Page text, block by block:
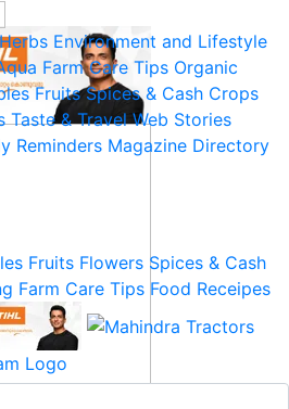
Environment and Lifestyle
Farm Care Tips Organic
Fruits Spices & Cash Crops
Taste & Travel Web Stories
Reminders Magazine Directory
Fruits Flowers Spices & Cash
Farm Care Tips Food Receipes